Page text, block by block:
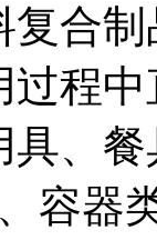
复合
过程
具、
容器